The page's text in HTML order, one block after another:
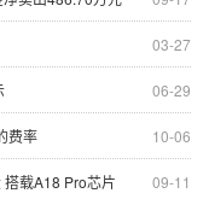
03-27
06-29
10-06
费率
09-11
载A18 Pro芯片